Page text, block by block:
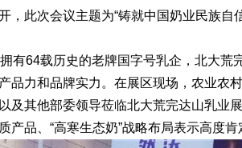
，此次会议主题为“铸就中国奶业民族自
64载历史的老牌国字号乳企，北大荒
品力和品牌实力。在展区现场，农业农村
及其他部委领导莅临北大荒完达山乳业
品、“高寒生态奶”战略布局表示高度肯